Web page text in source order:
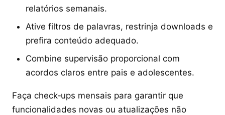
relatórios semanais.
Ative filtros de palavras, restrinja downloads e
prefira conteúdo adequado.
Combine supervisão proporcional com
acordos claros entre pais e adolescentes.
Faça check‑ups mensais para garantir que
funcionalidades novas ou atualizações não